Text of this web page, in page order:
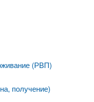
(РВП)
получение)